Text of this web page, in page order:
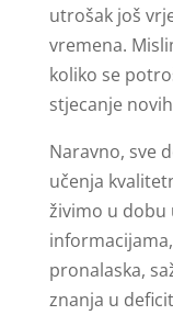
utrošak još
vremena.
koliko se
stjecanje
Naravno, sve
učenja
živimo u dobu
pronalaska,
znanja u